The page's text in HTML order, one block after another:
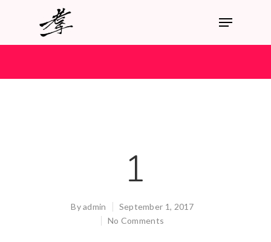
1
Byadmin
September 1, 2017
No Comments